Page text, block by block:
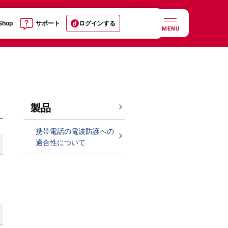
サポート ログインする
MENU
製品
携帯電話の電波防護への
適合性について